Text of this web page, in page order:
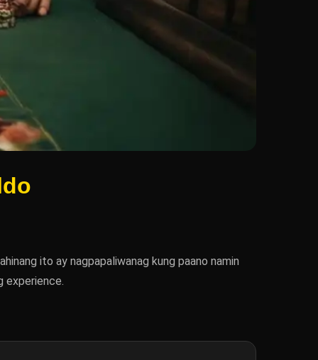
ito ay nagpapaliwanag kung paano namin
experience.